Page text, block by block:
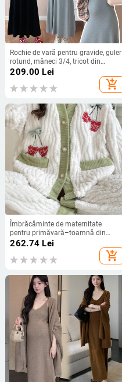
Rochie de vară pentru gravide, guler
rotund, mâneci 3/4, tricot din
bumbac cu elastan, croială în A,
209.00 Lei
add_shopping_cart
Îmbrăcăminte de maternitate
pentru primăvară–toamnă din
coral fleece, groasă și caldă, pentru
alăptare după naștere și purtare în
exterior
262.74 Lei
add_shopping_cart